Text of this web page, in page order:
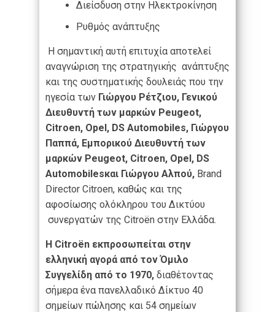
Διείσδυση στην Ηλεκτροκίνηση
Ρυθμός ανάπτυξης
Η σημαντική αυτή επιτυχία αποτελεί
αναγνώριση της στρατηγικής ανάπτυξης
και της συστηματικής δουλειάς που την
ηγεσία των Γιώργου Ρέτζιου, Γενικού
Διευθυντή των μαρκών Peugeot,
Citroen, Opel, DS Automobiles, Γιώργου
Παππά, Εμπορικού Διευθυντή των
μαρκών Peugeot, Citroen, Opel, DS
Automobilesκαι Γιώργου Αλπού, Brand
Director Citroen, καθώς και της
αφοσίωσης ολόκληρου του Δικτύου
συνεργατών της Citroën στην Ελλάδα.
Η Citroën εκπροσωπείται στην
ελληνική αγορά από τον Όμιλο
Συγγελίδη από το 1970, διαθέτοντας
σήμερα ένα πανελλαδικό Δίκτυο 40
σημείων πώλησης και 54 σημείων